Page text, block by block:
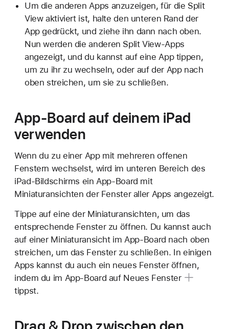
Um die anderen Apps anzuzeigen, für die Split
View aktiviert ist, halte den unteren Rand der
App gedrückt, und ziehe ihn dann nach oben.
Nun werden die anderen Split View-Apps
angezeigt, und du kannst auf eine App tippen,
um zu ihr zu wechseln, oder auf der App nach
oben streichen, um sie zu schließen.
App-Board auf deinem iPad
verwenden
Wenn du zu einer App mit mehreren offenen
Fenstern wechselst, wird im unteren Bereich des
iPad-Bildschirms ein App-Board mit
Miniaturansichten der Fenster aller Apps angezeigt.
Tippe auf eine der Miniaturansichten, um das
entsprechende Fenster zu öffnen. Du kannst auch
auf einer Miniaturansicht im App-Board nach oben
streichen, um das Fenster zu schließen. In einigen
Apps kannst du auch ein neues Fenster öffnen,
indem du im App-Board auf Neues Fenster
tippst.